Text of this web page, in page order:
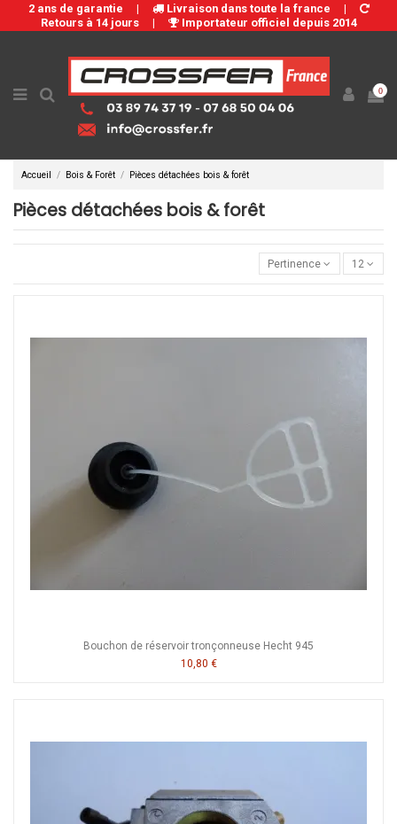
2 ans de garantie | Livraison dans toute la france
|
Retours à 14 jours
| Importateur officiel depuis 2014
0
Accueil Bois & Forêt Pièces détachées bois & forêt
Pièces détachées bois & forêt
Pertinence 12
Bouchon de réservoir tronçonneuse Hecht 945
10,80 €